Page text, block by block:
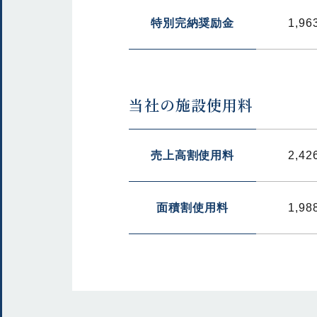
特別完納奨励金
当社の施設使用料
売上高割使用料
面積割使用料